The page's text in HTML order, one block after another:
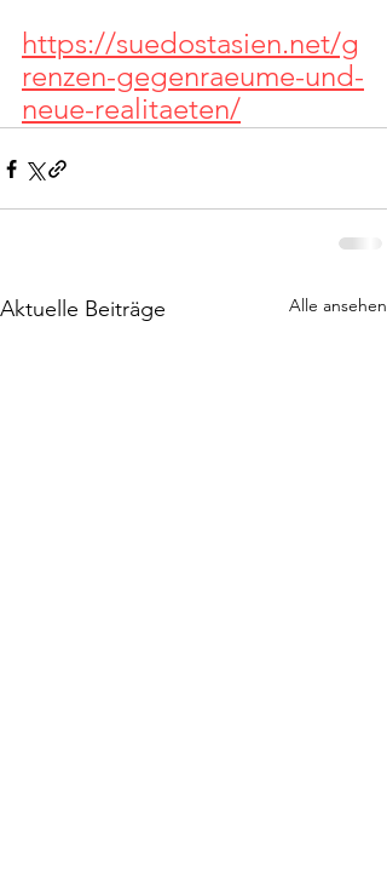
https://suedostasien.net/g
renzen-gegenraeume-und-
neue-realitaeten/
Aktuelle Beiträge Alle ansehen